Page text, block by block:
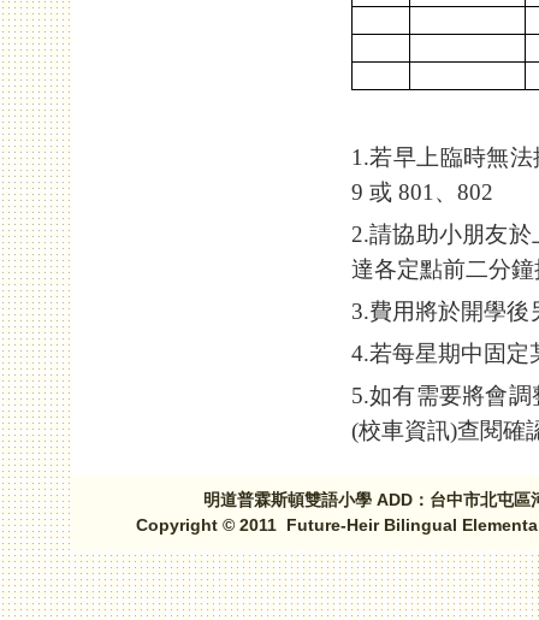
1.若早上臨時無
9 或 801、802
2.請協助小朋友
達各定點前二分
3.費用將於開學後
4.若每星期中固定
5.如有需要將會
(校車資訊)查閱確
明道普霖斯頓雙語小學 ADD：台中市北屯
Copyright © 2011 Future-Heir Bilingual